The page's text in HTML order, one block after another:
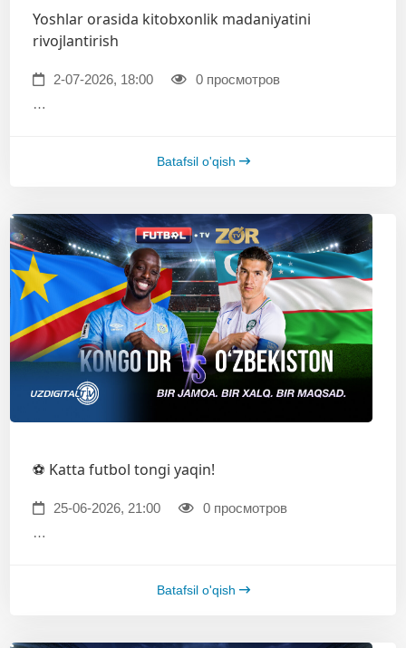
Yoshlar orasida kitobxonlik madaniyatini
rivojlantirish
2-07-2026, 18:00
0 просмотров
…
Batafsil o'qish
⚽️ Katta futbol tongi yaqin!
25-06-2026, 21:00
0 просмотров
…
Batafsil o'qish